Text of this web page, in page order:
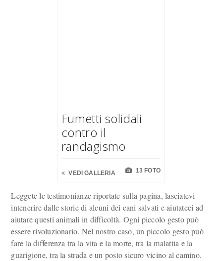
Fumetti solidali
contro il
randagismo
VEDI GALLERIA 13 FOTO
Leggete le testimonianze riportate sulla pagina, lasciatevi
intenerire dalle storie di alcuni dei cani salvati e aiutateci ad
aiutare questi animali in difficoltà. Ogni piccolo gesto può
essere rivoluzionario. Nel nostro caso, un piccolo gesto può
fare la differenza tra la vita e la morte, tra la malattia e la
guarigione, tra la strada e un posto sicuro vicino al camino.